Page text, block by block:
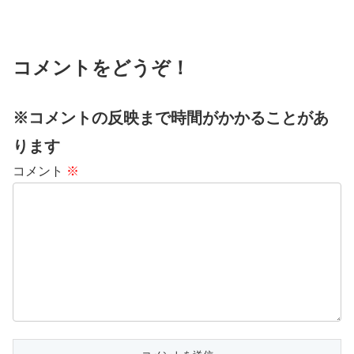
コメントをどうぞ！
※コメントの反映まで時間がかかることがあ
ります
コメント ※